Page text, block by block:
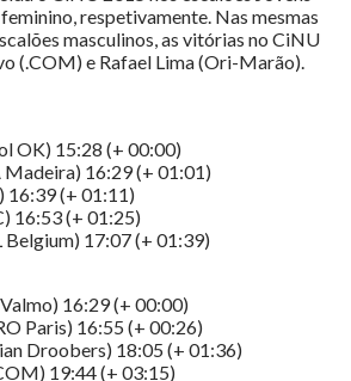
respetivamente. Nas mesmas
masculinos, as vitórias no CiNU
(.COM) e Rafael Lima (Ori-Marão).
OK) 15:28 (+ 00:00)
Madeira) 16:29 (+ 01:01)
16:39 (+ 01:11)
16:53 (+ 01:25)
Belgium) 17:07 (+ 01:39)
16:29 (+ 00:00)
Paris) 16:55 (+ 00:26)
Droobers) 18:05 (+ 01:36)
19:44 (+ 03:15)